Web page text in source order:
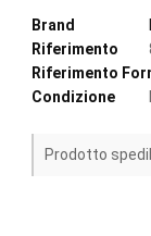
Brand
Riferimento
Riferimento
Condizione
Prodotto